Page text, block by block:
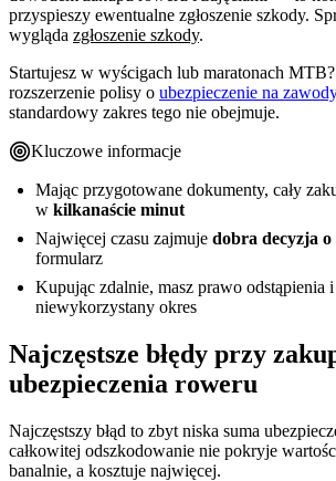
przyspieszy ewentualne zgłoszenie szkody.
wygląda zgłoszenie szkody.
Startujesz w wyścigach lub maratonach
rozszerzenie polisy o ubezpieczenie na
standardowy zakres tego nie obejmuje.
Kluczowe informacje
Mając przygotowane dokumenty, cały
w kilkanaście minut
Najwięcej czasu zajmuje dobra decyzja o
formularz
Kupując zdalnie, masz prawo odstąpienia
niewykorzystany okres
Najczęstsze błędy przy
ubezpieczenia roweru
Najczęstszy błąd to zbyt niska suma
całkowitej odszkodowanie nie pokryje
banalnie, a kosztuje najwięcej.